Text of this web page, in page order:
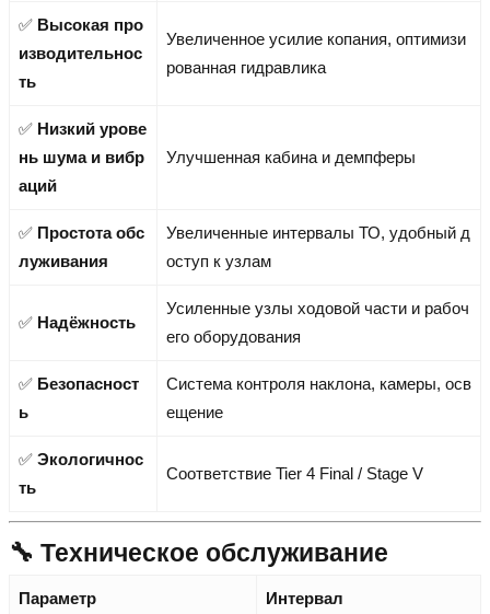
✅ Высокая про
изводительнос
ть
Увеличенное усилие копания, оптимизи
рованная гидравлика
✅ Низкий урове
нь шума и вибр
аций
Улучшенная кабина и демпферы
✅ Простота обс
луживания
Увеличенные интервалы ТО, удобный д
оступ к узлам
✅ Надёжность
Усиленные узлы ходовой части и рабоч
его оборудования
✅ Безопасност
ь
Система контроля наклона, камеры, осв
ещение
✅ Экологичнос
ть
Соответствие Tier 4 Final / Stage V
🔧 Техническое обслуживание
Параметр Интервал